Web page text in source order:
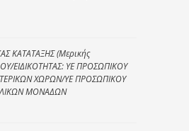
ΚΑΤΑΤΑΞΗΣ (Μερικής
ΕΙΔΙΚΟΤΗΤΑΣ: ΥΕ ΠΡΟΣΩΠΙΚΟΥ
ΧΩΡΩΝ/ΥΕ ΠΡΟΣΩΠΙΚΟΥ
ΜΟΝΑΔΩΝ